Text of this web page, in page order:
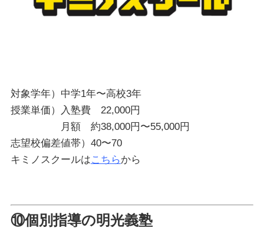
対象学年）中学1年〜高校3年
授業単価）入塾費 22,000円
月額 約38,000円〜55,000円
志望校偏差値帯）40〜70
キミノスクールはこちらから
⑩個別指導の明光義塾